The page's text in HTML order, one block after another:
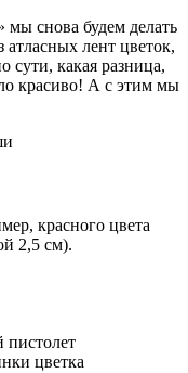
мы снова будем делать
лент цветок,
сути, какая разница,
красиво! А с этим мы
красного цвета
2,5 см).
пистолет
цветка